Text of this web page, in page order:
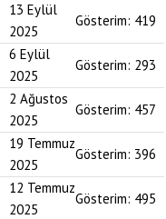
13 Eylül
2025
Gösterim: 419
6 Eylül
2025
Gösterim: 293
2 Ağustos
2025
Gösterim: 457
19 Temmuz
2025
Gösterim: 396
12 Temmuz
2025
Gösterim: 495